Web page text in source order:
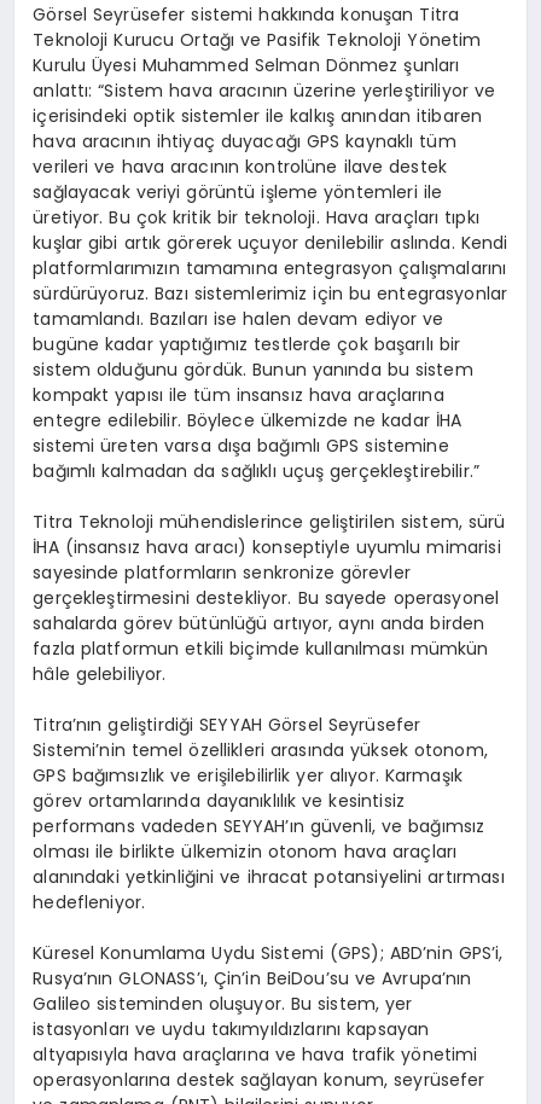
Görsel Seyrüsefer sistemi hakkında konuşan Titra
Teknoloji Kurucu Ortağı ve Pasifik Teknoloji Yönetim
Kurulu Üyesi Muhammed Selman Dönmez şunları
anlattı: “Sistem hava aracının üzerine yerleştiriliyor ve
içerisindeki optik sistemler ile kalkış anından itibaren
hava aracının ihtiyaç duyacağı GPS kaynaklı tüm
verileri ve hava aracının kontrolüne ilave destek
sağlayacak veriyi görüntü işleme yöntemleri ile
üretiyor. Bu çok kritik bir teknoloji. Hava araçları tıpkı
kuşlar gibi artık görerek uçuyor denilebilir aslında. Kendi
platformlarımızın tamamına entegrasyon çalışmalarını
sürdürüyoruz. Bazı sistemlerimiz için bu entegrasyonlar
tamamlandı. Bazıları ise halen devam ediyor ve
bugüne kadar yaptığımız testlerde çok başarılı bir
sistem olduğunu gördük. Bunun yanında bu sistem
kompakt yapısı ile tüm insansız hava araçlarına
entegre edilebilir. Böylece ülkemizde ne kadar İHA
sistemi üreten varsa dışa bağımlı GPS sistemine
bağımlı kalmadan da sağlıklı uçuş gerçekleştirebilir.”
Titra Teknoloji mühendislerince geliştirilen sistem, sürü
İHA (insansız hava aracı) konseptiyle uyumlu mimarisi
sayesinde platformların senkronize görevler
gerçekleştirmesini destekliyor. Bu sayede operasyonel
sahalarda görev bütünlüğü artıyor, aynı anda birden
fazla platformun etkili biçimde kullanılması mümkün
hâle gelebiliyor.
Titra’nın geliştirdiği SEYYAH Görsel Seyrüsefer
Sistemi’nin temel özellikleri arasında yüksek otonom,
GPS bağımsızlık ve erişilebilirlik yer alıyor. Karmaşık
görev ortamlarında dayanıklılık ve kesintisiz
performans vadeden SEYYAH’ın güvenli, ve bağımsız
olması ile birlikte ülkemizin otonom hava araçları
alanındaki yetkinliğini ve ihracat potansiyelini artırması
hedefleniyor.
Küresel Konumlama Uydu Sistemi (GPS); ABD’nin GPS’i,
Rusya’nın GLONASS’ı, Çin’in BeiDou’su ve Avrupa’nın
Galileo sisteminden oluşuyor. Bu sistem, yer
istasyonları ve uydu takımyıldızlarını kapsayan
altyapısıyla hava araçlarına ve hava trafik yönetimi
operasyonlarına destek sağlayan konum, seyrüsefer